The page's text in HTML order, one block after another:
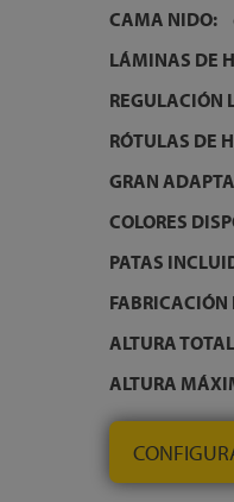
CAMA NIDO:
LÁMINAS DE
REGULACIÓN
RÓTULAS DE
GRAN
COLORES
PATAS
FABRICACIÓN
ALTURA
ALTURA